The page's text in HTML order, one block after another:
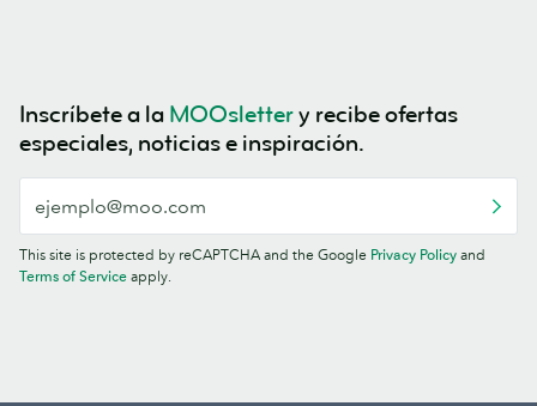
Inscríbete a la MOOslettery recibe ofertas
especiales, noticias e inspiración.
This site is protected by reCAPTCHA and the Google Privacy Policy and
Terms of Service apply.